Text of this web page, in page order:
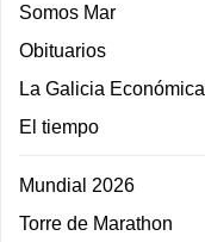
Somos Mar
Obituarios
La Galicia Económica
El tiempo
Mundial 2026
Torre de Marathon